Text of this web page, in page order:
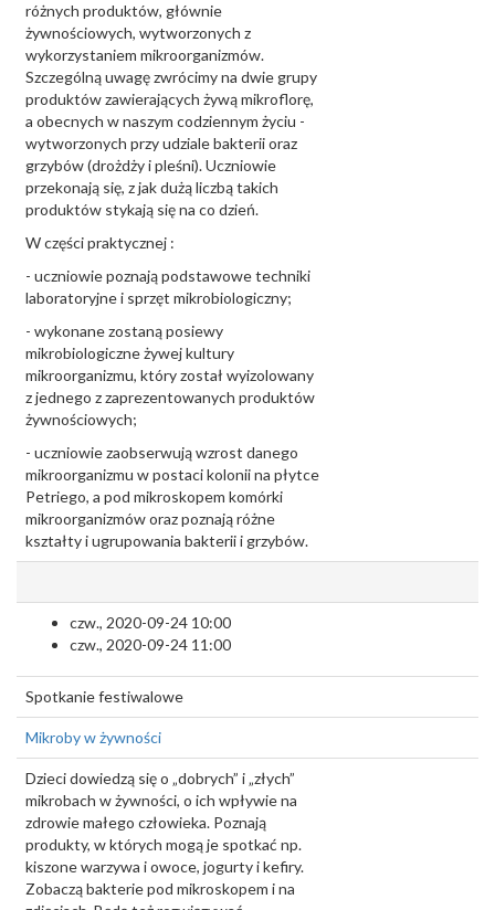
różnych produktów, głównie
żywnościowych, wytworzonych z
wykorzystaniem mikroorganizmów.
Szczególną uwagę zwrócimy na dwie grupy
produktów zawierających żywą mikroflorę,
a obecnych w naszym codziennym życiu -
wytworzonych przy udziale bakterii oraz
grzybów (drożdży i pleśni). Uczniowie
przekonają się, z jak dużą liczbą takich
produktów stykają się na co dzień.
W części praktycznej :
- uczniowie poznają podstawowe techniki
laboratoryjne i sprzęt mikrobiologiczny;
- wykonane zostaną posiewy
mikrobiologiczne żywej kultury
mikroorganizmu, który został wyizolowany
z jednego z zaprezentowanych produktów
żywnościowych;
- uczniowie zaobserwują wzrost danego
mikroorganizmu w postaci kolonii na płytce
Petriego, a pod mikroskopem komórki
mikroorganizmów oraz poznają różne
kształty i ugrupowania bakterii i grzybów.
czw., 2020-09-24 10:00
czw., 2020-09-24 11:00
Spotkanie festiwalowe
Mikroby w żywności
Dzieci dowiedzą się o „dobrych” i „złych”
mikrobach w żywności, o ich wpływie na
zdrowie małego człowieka. Poznają
produkty, w których mogą je spotkać np.
kiszone warzywa i owoce, jogurty i kefiry.
Zobaczą bakterie pod mikroskopem i na